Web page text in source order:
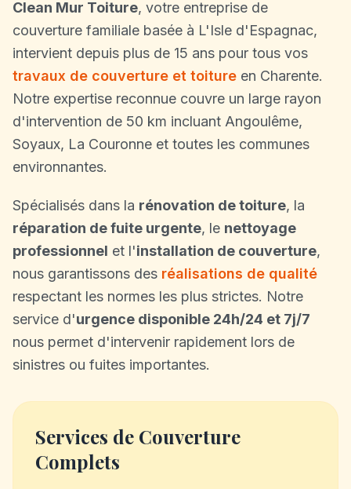
Clean Mur Toiture, votre entreprise de
couverture familiale basée à L'Isle d'Espagnac,
intervient depuis plus de 15 ans pour tous vos
travaux de couverture et toiture en Charente.
Notre expertise reconnue couvre un large rayon
d'intervention de 50 km incluant Angoulême,
Soyaux, La Couronne et toutes les communes
environnantes.
Spécialisés dans la rénovation de toiture, la
réparation de fuite urgente, le nettoyage
professionnel et l'installation de couverture,
nous garantissons des réalisations de qualité
respectant les normes les plus strictes. Notre
service d'urgence disponible 24h/24 et 7j/7
nous permet d'intervenir rapidement lors de
sinistres ou fuites importantes.
Services de Couverture
Complets